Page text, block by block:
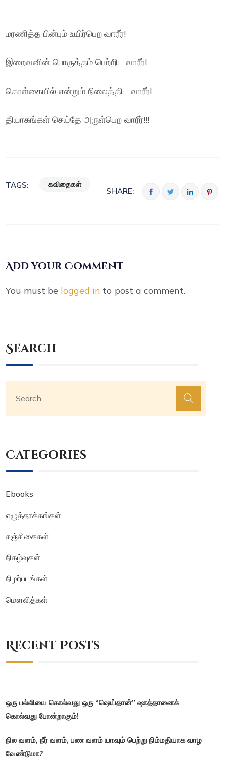
மரணித்த பின்பும் உயிர்பெற வாரீர்!
இறைவனின் பொருத்தம் பெற்றிட வாரீர்!
கொள்கையில் என்றும் நிலைத்திட வாரீர்!
தியாகங்கள் செய்தே அருள்பெற வாரீர்!!!
TAGS: கவிதைகள்
SHARE:
Add your Comment
You must be logged in to post a comment.
Search
Categories
Ebooks
எழுத்தாக்கங்கள்
சஞ்சிகைகள்
நிகழ்வுகள்
நிழற்படங்கள்
மௌலித்கள்
Recent Posts
ஒரு பல்லியை கொல்வது ஒரு “ஷெய்தான்” ஷாத்தானைக்
கொல்வது போன்றாகும்!
நில வளம், நீர் வளம், பண வளம் யாவும் பெற்று நிம்மதியாக வாழ
வேண்டுமா?